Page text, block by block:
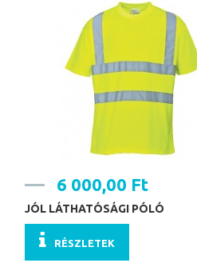
6 000,00 Ft
JÓL LÁTHATÓSÁGI PÓLÓ
RÉSZLETEK